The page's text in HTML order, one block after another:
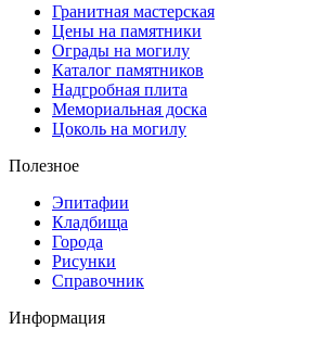
Гранитная мастерская
Цены на памятники
Ограды на могилу
Каталог памятников
Надгробная плита
Мемориальная доска
Цоколь на могилу
Полезное
Эпитафии
Кладбища
Города
Рисунки
Справочник
Информация